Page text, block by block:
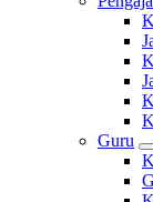
Guru